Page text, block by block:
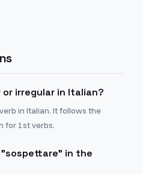
irregular in Italian?
in Italian. It follows the
for 1st verbs.
in the